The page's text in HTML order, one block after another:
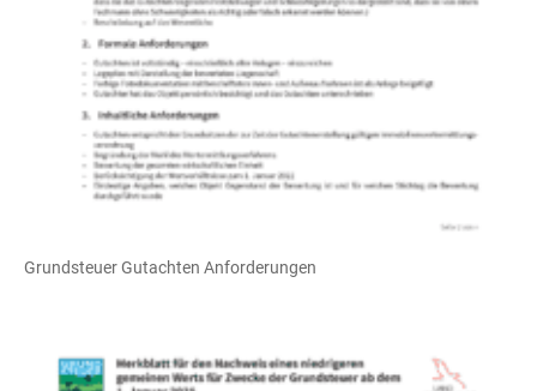
Grundsteuer Gutachten Anforderungen